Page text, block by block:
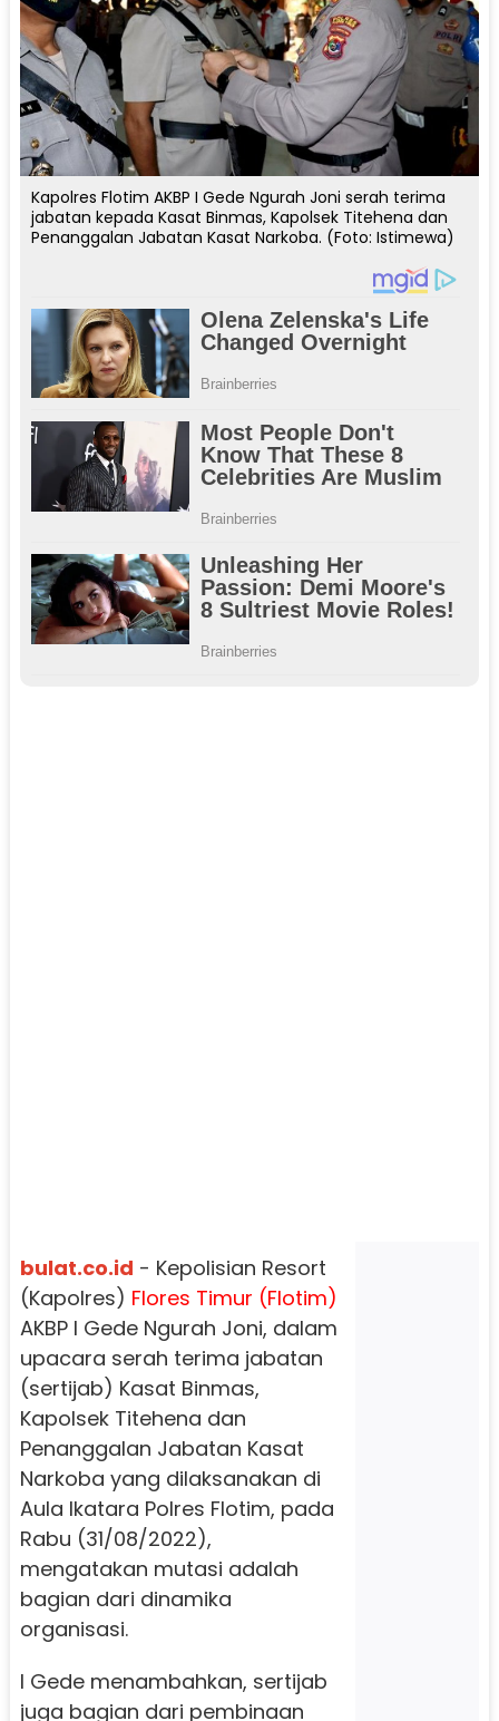
Kapolres Flotim AKBP I Gede Ngurah Joni serah terima
jabatan kepada Kasat Binmas, Kapolsek Titehena dan
Penanggalan Jabatan Kasat Narkoba. (Foto: Istimewa)
bulat.co.id - Kepolisian Resort
(Kapolres) Flores Timur (Flotim)
AKBP I Gede Ngurah Joni, dalam
upacara serah terima jabatan
(sertijab) Kasat Binmas,
Kapolsek Titehena dan
Penanggalan Jabatan Kasat
Narkoba yang dilaksanakan di
Aula Ikatara Polres Flotim, pada
Rabu (31/08/2022),
mengatakan mutasi adalah
bagian dari dinamika
organisasi.
I Gede menambahkan, sertijab
juga bagian dari pembinaan